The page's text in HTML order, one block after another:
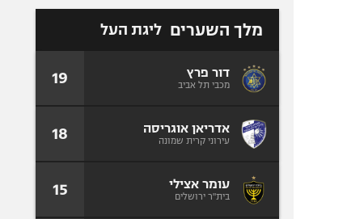
מלך השערים ליגת העל
דור פרץ
מכבי תל אביב 19
אדריאן אוגריסה
עירוני קרית שמונה 18
עומר אצילי
בית"ר ירושלים 15